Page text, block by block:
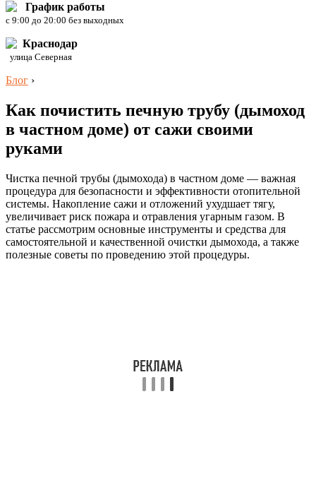
График работы
c 9:00 до 20:00 без выходных
Краснодар
улица Северная
Блог ›
Как почистить печную трубу (дымоход
в частном доме) от сажи своими
руками
Чистка печной трубы (дымохода) в частном доме — важная
процедура для безопасности и эффективности отопительной
системы. Накопление сажи и отложений ухудшает тягу,
увеличивает риск пожара и отравления угарным газом. В
статье рассмотрим основные инструменты и средства для
самостоятельной и качественной очистки дымохода, а также
полезные советы по проведению этой процедуры.